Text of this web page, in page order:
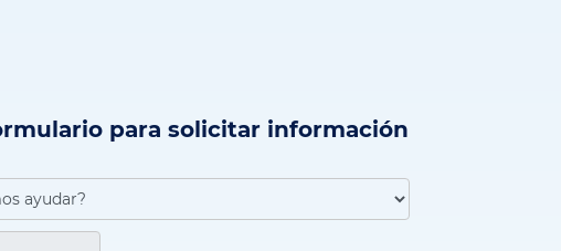
para solicitar información